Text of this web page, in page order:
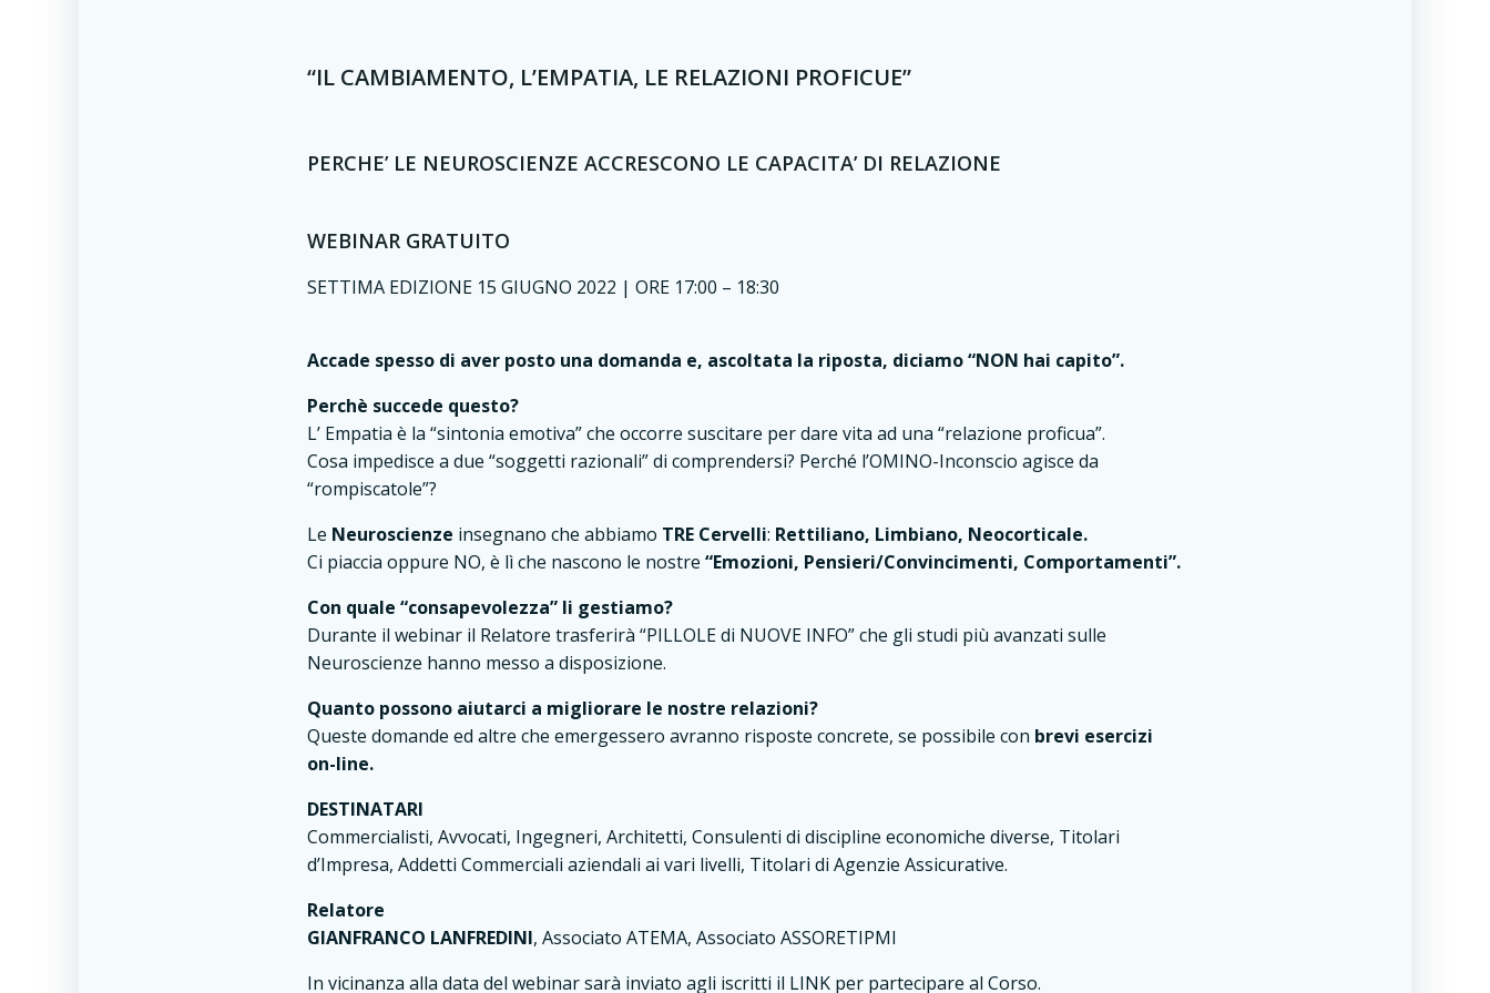
“IL CAMBIAMENTO, L’EMPATIA, LE RELAZIONI PROFICUE”
PERCHE’ LE NEUROSCIENZE ACCRESCONO LE CAPACITA’ DI RELAZIONE
WEBINAR GRATUITO
SETTIMA EDIZIONE 15 GIUGNO 2022 | ORE 17:00 – 18:30
Accade spesso di aver posto una domanda e, ascoltata la riposta, diciamo “NON hai capito”.
Perchè succede questo?
L’ Empatia è la “sintonia emotiva” che occorre suscitare per dare vita ad una “relazione proficua”.
Cosa impedisce a due “soggetti razionali” di comprendersi? Perché l’OMINO-Inconscio agisce da
“rompiscatole”?
Le Neuroscienze insegnano che abbiamo TRE Cervelli: Rettiliano, Limbiano, Neocorticale.
Ci piaccia oppure NO, è lì che nascono le nostre “Emozioni, Pensieri/Convincimenti, Comportamenti”.
Con quale “consapevolezza” li gestiamo?
Durante il webinar il Relatore trasferirà “PILLOLE di NUOVE INFO” che gli studi più avanzati sulle
Neuroscienze hanno messo a disposizione.
Quanto possono aiutarci a migliorare le nostre relazioni?
Queste domande ed altre che emergessero avranno risposte concrete, se possibile con brevi esercizi
on-line.
DESTINATARI
Commercialisti, Avvocati, Ingegneri, Architetti, Consulenti di discipline economiche diverse, Titolari
d’Impresa, Addetti Commerciali aziendali ai vari livelli, Titolari di Agenzie Assicurative.
Relatore
GIANFRANCO LANFREDINI, Associato ATEMA, Associato ASSORETIPMI
In vicinanza alla data del webinar sarà inviato agli iscritti il LINK per partecipare al Corso.